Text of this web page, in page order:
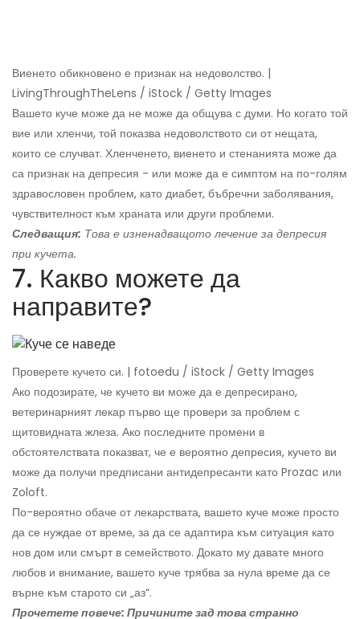
Виенето обикновено е признак на недоволство. |
LivingThroughTheLens / iStock / Getty Images
Вашето куче може да не може да общува с думи. Но когато той
вие или хленчи, той показва недоволството си от нещата,
които се случват. Хленченето, виенето и стенанията може да
са признак на депресия - или може да е симптом на по-голям
здравословен проблем, като диабет, бъбречни заболявания,
чувствителност към храната или други проблеми.
Следващия: Това е изненадващото лечение за депресия
при кучета.
7. Какво можете да
направите?
Проверете кучето си. | fotoedu / iStock / Getty Images
Ако подозирате, че кучето ви може да е депресирано,
ветеринарният лекар първо ще провери за проблем с
щитовидната жлеза. Ако последните промени в
обстоятелствата показват, че е вероятно депресия, кучето ви
може да получи предписани антидепресанти като Prozac или
Zoloft.
По-вероятно обаче от лекарствата, вашето куче може просто
да се нуждае от време, за да се адаптира към ситуация като
нов дом или смърт в семейството. Докато му давате много
любов и внимание, вашето куче трябва за нула време да се
върне към старото си „аз“.
Прочетете повече: Причините зад това странно